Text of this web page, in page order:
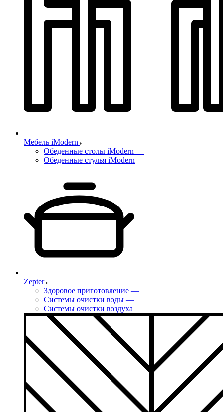
Мебель iModern
Обеденные столы iModern —
Обеденные стулья iModern
Zepter
Здоровое приготовление —
Системы очистки воды —
Системы очистки воздуха